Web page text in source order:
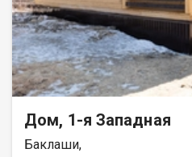
оформлении ипотеки, помощь с
юридическое сопровождение,
сертификатом, материнским
формами расчёта, гарантия
первоначальным взносом! АН
недвижимости с 2005 года. С
Дом, 1-я Западная
Баклаши,